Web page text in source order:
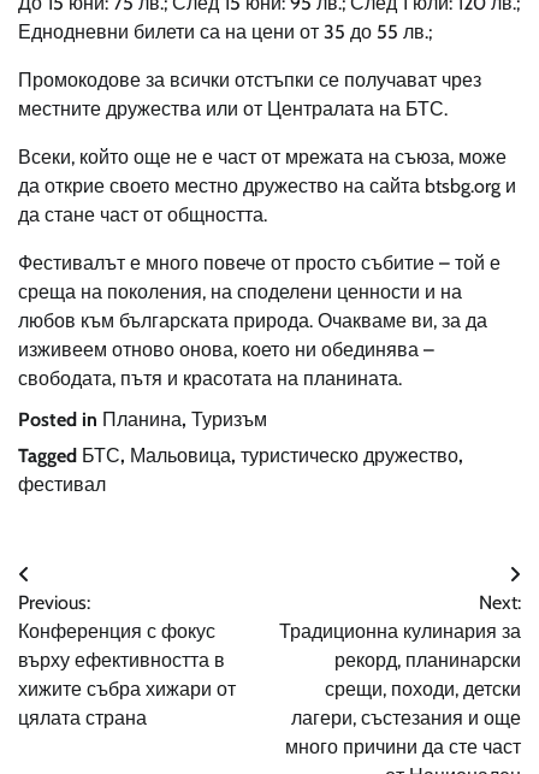
Еднодневни билети са на цени от 35 до 55 лв.;
Промокодове за всички отстъпки се получават чрез
местните дружества или от Централата на БТС.
Всеки, който още не е част от мрежата на съюза, може
да открие своето местно дружество на сайта btsbg.org и
да стане част от общността.
Фестивалът е много повече от просто събитие – той е
среща на поколения, на споделени ценности и на
любов към българската природа. Очакваме ви, за да
изживеем отново онова, което ни обединява –
свободата, пътя и красотата на планината.
Posted in Планина, Туризъм
Tagged БТС, Мальовица, туристическо дружество,
фестивал
Навигация
Previous:
Конференция с фокус
върху ефективността в
хижите събра хижари от
цялата страна
Next:
Традиционна кулинария за
рекорд, планинарски
срещи, походи, детски
лагери, състезания и още
много причини да сте част